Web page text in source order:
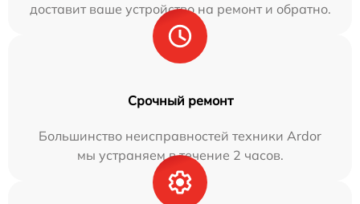
доставит ваше устройство на ремонт и обратно.
Срочный ремонт
Большинство неисправностей техники Ardor
мы устраняем в течение 2 часов.